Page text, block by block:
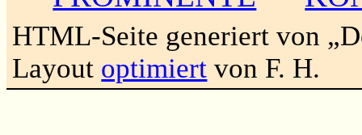
HTML-Seite generiert von
Layout optimiert von F. H.